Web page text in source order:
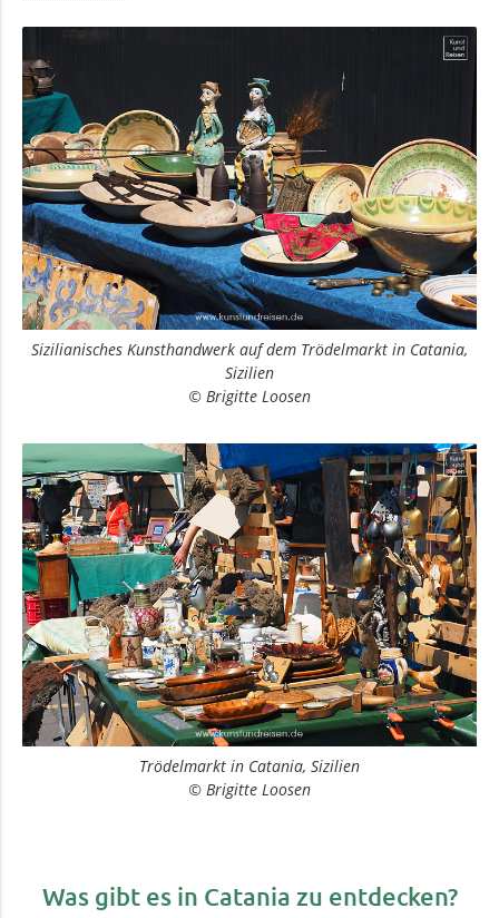
Sizilianisches Kunsthandwerk auf dem Trödelmarkt in Catania,
Sizilien
© Brigitte Loosen
Trödelmarkt in Catania, Sizilien
© Brigitte Loosen
Was gibt es in Catania zu entdecken?